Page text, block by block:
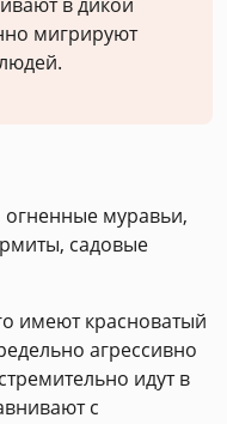
мигрируют
огненные муравьи,
садовые
имеют красноватый
агрессивно
идут в
с